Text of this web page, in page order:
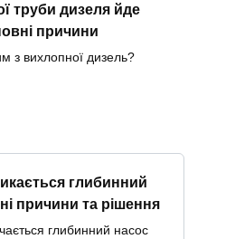
труби дизеля йде
причини
з вихлопної дизель?
глибинний
причини та рішення
глибинний насос